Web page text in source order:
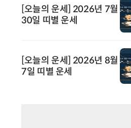
[오늘의 운세] 2026년 7월
30일 띠별 운세
[오늘의 운세] 2026년 8월
7일 띠별 운세